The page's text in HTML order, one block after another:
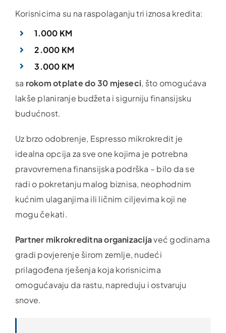
Korisnicima su na raspolaganju tri iznosa kredita:
1.000 KM
2.000 KM
3.000 KM
sa rokom otplate do 30 mjeseci, što omogućava
lakše planiranje budžeta i sigurniju finansijsku
budućnost.
Uz brzo odobrenje, Espresso mikrokredit je
idealna opcija za sve one kojima je potrebna
pravovremena finansijska podrška – bilo da se
radi o pokretanju malog biznisa, neophodnim
kućnim ulaganjima ili ličnim ciljevima koji ne
mogu čekati.
Partner mikrokreditna organizacijaveć godinama
gradi povjerenje širom zemlje, nudeći
prilagođena rješenja koja korisnicima
omogućavaju da rastu, napreduju i ostvaruju
snove.